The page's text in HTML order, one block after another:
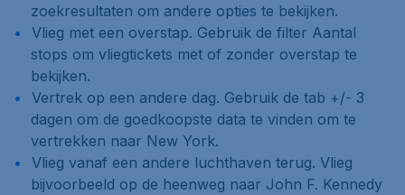
zoekresultaten om andere opties te bekijken.
Vlieg met een overstap. Gebruik de filter Aantal
stops om vliegtickets met of zonder overstap te
bekijken.
Vertrek op een andere dag. Gebruik de tab +/- 3
dagen om de goedkoopste data te vinden om te
vertrekken naar New York.
Vlieg vanaf een andere luchthaven terug. Vlieg
bijvoorbeeld op de heenweg naar John F. Kennedy